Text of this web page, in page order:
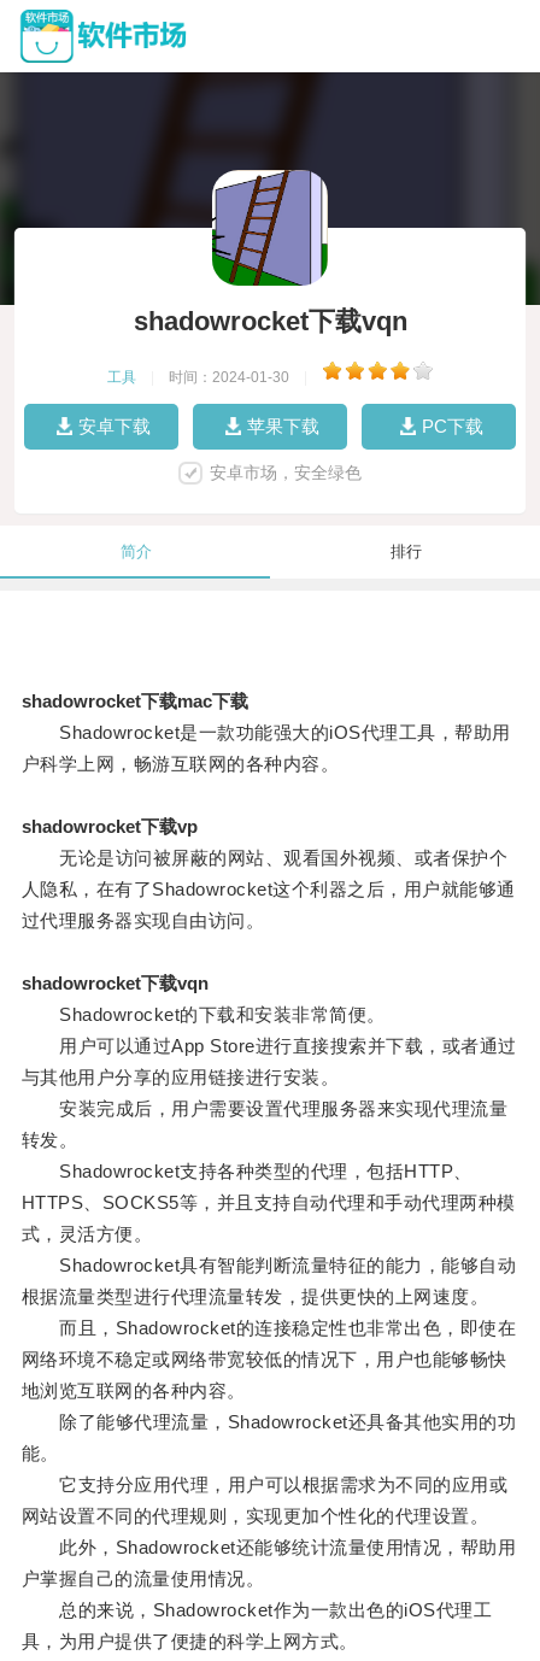
shadowrocket下载vqn
工具 时间：2024-01-30
安卓下载 苹果下载 PC下载
安卓市场，安全绿色
简介 排行
shadowrocket下载mac下载
Shadowrocket是一款功能强大的iOS代理工具，帮助用
户科学上网，畅游互联网的各种内容。
shadowrocket下载vp
无论是访问被屏蔽的网站、观看国外视频、或者保护个
人隐私，在有了Shadowrocket这个利器之后，用户就能够通
过代理服务器实现自由访问。
shadowrocket下载vqn
Shadowrocket的下载和安装非常简便。
用户可以通过App Store进行直接搜索并下载，或者通过
与其他用户分享的应用链接进行安装。
安装完成后，用户需要设置代理服务器来实现代理流量
转发。
Shadowrocket支持各种类型的代理，包括HTTP、
HTTPS、SOCKS5等，并且支持自动代理和手动代理两种模
式，灵活方便。
Shadowrocket具有智能判断流量特征的能力，能够自动
根据流量类型进行代理流量转发，提供更快的上网速度。
而且，Shadowrocket的连接稳定性也非常出色，即使在
网络环境不稳定或网络带宽较低的情况下，用户也能够畅快
地浏览互联网的各种内容。
除了能够代理流量，Shadowrocket还具备其他实用的功
能。
它支持分应用代理，用户可以根据需求为不同的应用或
网站设置不同的代理规则，实现更加个性化的代理设置。
此外，Shadowrocket还能够统计流量使用情况，帮助用
户掌握自己的流量使用情况。
总的来说，Shadowrocket作为一款出色的iOS代理工
具，为用户提供了便捷的科学上网方式。